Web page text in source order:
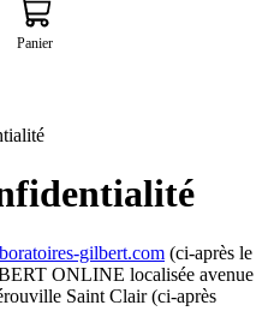
Panier
gilbert.com (ci-après le
ONLINE localisée avenue
Saint Clair (ci-après